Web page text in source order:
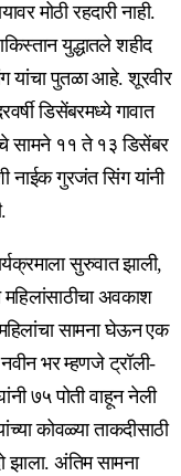
मोठी रहदारी नाही.
युद्धातले शहीद
यांचा पुतळा आहे. शूरवीर
डिसेंबरमध्ये गावात
सामने ११ ते १३ डिसेंबर
नाईक गुरजंत सिंग यांनी
सुरुवात झाली,
अवकाश
महिलांचा सामना घेऊन एक
भर म्हणजे ट्रॉली-
७५ पोती वाहून नेली
कोवळ्या ताकदीसाठी
झाला. अंतिम सामना